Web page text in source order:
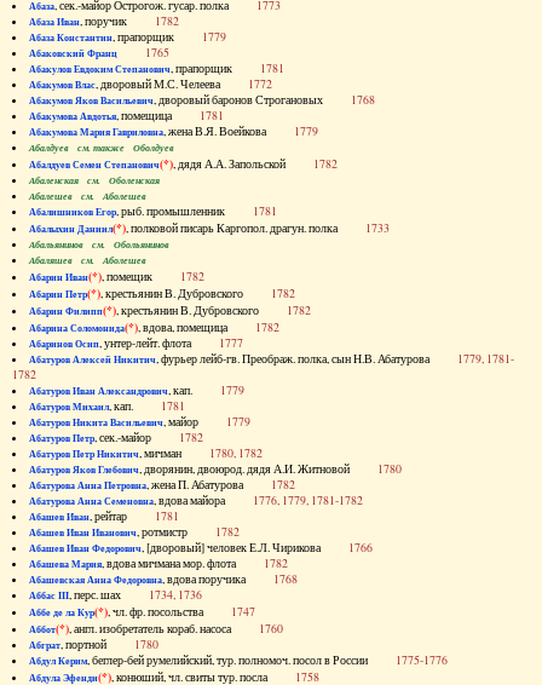
Абаза, сек.-майор Острогож. гусар. полка 1773
Абаза Иван, поручик 1782
Абаза Константин, прапорщик 1779
Абаковский Франц 1765
Абакулов Евдоким Степанович, прапорщик 1781
Абакумов Влас, дворовый М.С. Челеева 1772
Абакумов Яков Васильевич, дворовый баронов Строгановых 1768
Абакумова Авдотья, помещица 1781
Абакумова Мария Гавриловна, жена В.Я. Воейкова 1779
Абалдуев см. также Оболдуев
Абалдуев Семен Степанович(*), дядя А.А. Запольской 1782
Абаленская см. Оболенская
Абалешев см. Аболешев
Абалишников Егор, рыб. промышленник 1781
Абалыхин Даниил(*), полковой писарь Каргопол. драгун. полка 1733
Абальянинов см. Обольянинов
Абаляшев см. Аболешев
Абарин Иван(*), помещик 1782
Абарин Петр(*), крестьянин В. Дубровского 1782
Абарин Филипп(*), крестьянин В. Дубровского 1782
Абарина Соломонида(*), вдова, помещица 1782
Абаринов Осип, унтер-лейт. флота 1777
Абатуров Алексей Никитич, фурьер лейб-гв. Преображ. полка, сын Н.В. Абатурова 1779, 1781-
1782
Абатуров Иван Александрович, кап. 1779
Абатуров Михаил, кап. 1781
Абатуров Никита Васильевич, майор 1779
Абатуров Петр, сек.-майор 1782
Абатуров Петр Никитич, мичман 1780, 1782
Абатуров Яков Глебович, дворянин, двоюрод. дядя А.И. Житновой 1780
Абатурова Анна Петровна, жена П. Абатурова 1782
Абатурова Анна Семеновна, вдова майора 1776, 1779, 1781-1782
Абашев Иван, рейтар 1781
Абашев Иван Иванович, ротмистр 1782
Абашев Иван Федорович, [дворовый] человек Е.Л. Чирикова 1766
Абашева Мария, вдова мичмана мор. флота 1782
Абашевская Анна Федоровна, вдова поручика 1768
Аббас III, перс. шах 1734, 1736
Аббе де ла Кур(*), чл. фр. посольства 1747
Аббот(*), англ. изобретатель кораб. насоса 1760
Абграт, портной 1780
Абдул Керим, беглер-бей румелийский, тур. полномоч. посол в России 1775-1776
Абдула Эфенди(*), конюший, чл. свиты тур. посла 1758